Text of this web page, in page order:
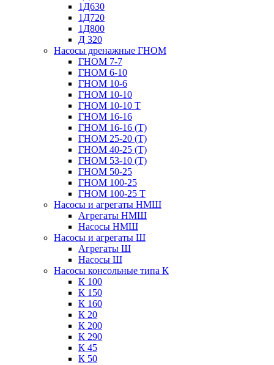
1Д630
1Д720
1Д800
Д 320
Насосы дренажные ГНОМ
ГНОМ 7-7
ГНОМ 6-10
ГНОМ 10-6
ГНОМ 10-10
ГНОМ 10-10 Т
ГНОМ 16-16
ГНОМ 16-16 (Т)
ГНОМ 25-20 (Т)
ГНОМ 40-25 (Т)
ГНОМ 53-10 (Т)
ГНОМ 50-25
ГНОМ 100-25
ГНОМ 100-25 Т
Насосы и агрегаты НМШ
Агрегаты НМШ
Насосы НМШ
Насосы и агрегаты Ш
Агрегаты Ш
Насосы Ш
Насосы консольные типа К
К 100
К 150
К 160
К 20
К 200
К 290
К 45
К 50